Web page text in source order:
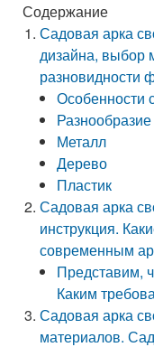
Содержание
Садовая арка
дизайна, выбор
разновидности
Особенности
Металл
Дерево
Пластик
Садовая арка
инструкция.
современным
Представим,
Каким
Садовая арка
материалов.